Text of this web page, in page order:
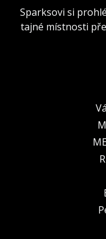
Sparksovi si
tajné místnosti